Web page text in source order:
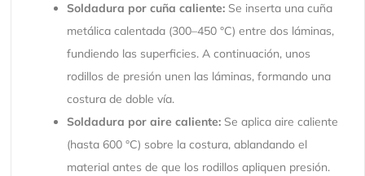
Soldadura por cuña caliente:Se inserta una cuña
metálica calentada (300–450 °C) entre dos láminas,
fundiendo las superficies. A continuación, unos
rodillos de presión unen las láminas, formando una
costura de doble vía.
Soldadura por aire caliente:Se aplica aire caliente
(hasta 600 °C) sobre la costura, ablandando el
material antes de que los rodillos apliquen presión.